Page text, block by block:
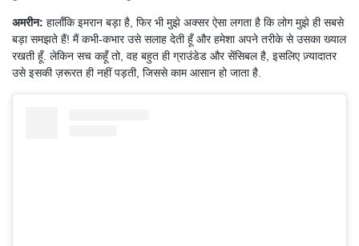
अमरीन: हालाँकि इमरान बड़ा है, फिर भी मुझे अक्सर ऐसा लगता है कि लोग मुझे ही सबसे
बड़ा समझते हैं! मैं कभी-कभार उसे सलाह देती हूँ और हमेशा अपने तरीके से उसका ख्याल
रखती हूँ. लेकिन सच कहूँ तो, वह बहुत ही ग्राउंडेड और सेंसिबल है, इसलिए ज़्यादातर
उसे इसकी ज़रूरत ही नहीं पड़ती, जिससे काम आसान हो जाता है.